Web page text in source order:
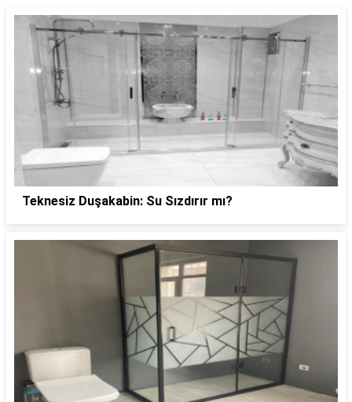
Teknesiz Duşakabin: Su Sızdırır mı?